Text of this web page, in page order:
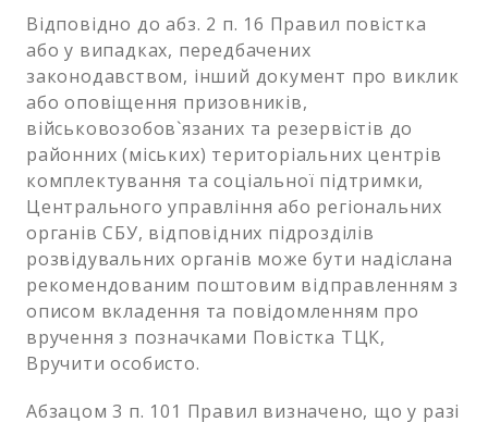
Відповідно до абз. 2 п. 16 Правил повістка
або у випадках, передбачених
законодавством, інший документ про виклик
або оповіщення призовників,
військовозобов`язаних та резервістів до
районних (міських) територіальних центрів
комплектування та соціальної підтримки,
Центрального управління або регіональних
органів СБУ, відповідних підрозділів
розвідувальних органів може бути надіслана
рекомендованим поштовим відправленням з
описом вкладення та повідомленням про
вручення з позначками Повістка ТЦК,
Вручити особисто.
Абзацом 3 п. 101 Правил визначено, що у разі